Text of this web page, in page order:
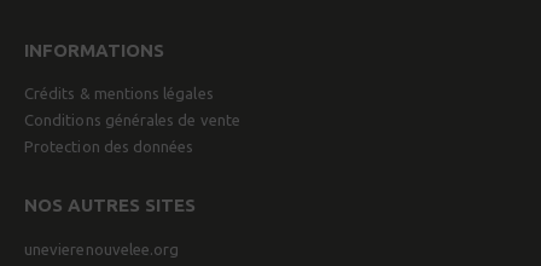
INFORMATIONS
Crédits & mentions légales
Conditions générales de vente
Protection des données
NOS AUTRES SITES
unevierenouvelee.org